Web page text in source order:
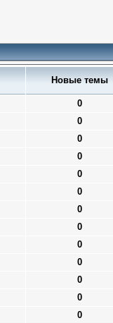
Новые темы
0
0
0
0
0
0
0
0
0
0
0
0
0